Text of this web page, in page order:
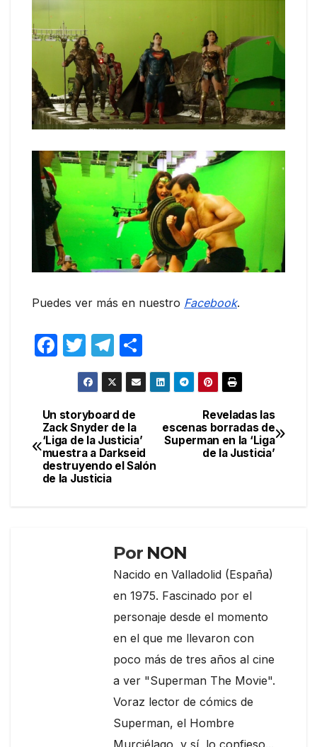
Puedes ver más en nuestro Facebook.
F
e
b
o
o
T
w
itt
er
T
el
e
gr
a
m
o
m
tir
Navegación
de
entradas
Reveladas las
escenas borradas de
Superman en la ‘Liga
de la Justicia’
Un storyboard de
Zack Snyder de la
‘Liga de la Justicia’
muestra a Darkseid
destruyendo el Salón
de la Justicia
Por NON
Nacido en Valladolid (España)
en 1975. Fascinado por el
personaje desde el momento
en el que me llevaron con
poco más de tres años al cine
a ver "Superman The Movie".
Voraz lector de cómics de
Superman, el Hombre
Murciélago, y sí, lo confieso...